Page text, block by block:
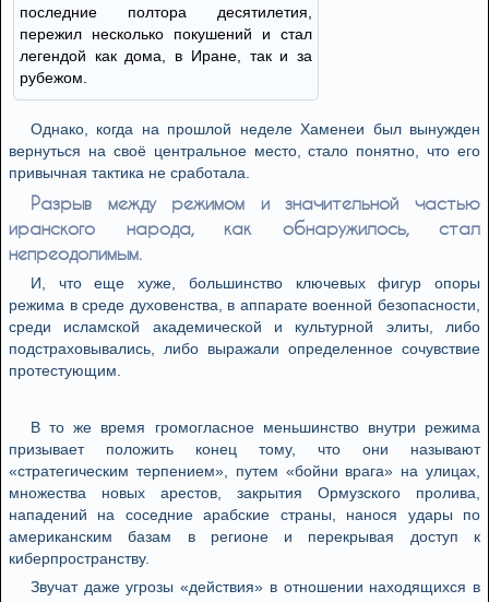
последние полтора десятилетия,
пережил несколько покушений и стал
легендой как дома, в Иране, так и за
рубежом.
Однако, когда на прошлой неделе Хаменеи был вынужден
вернуться на своё центральное место, стало понятно, что его
привычная тактика не сработала.
Разрыв между режимом и значительной частью
иранского народа, как обнаружилось, стал
непреодолимым.
И, что еще хуже, большинство ключевых фигур опоры
режима в среде духовенства, в аппарате военной безопасности,
среди исламской академической и культурной элиты, либо
подстраховывались, либо выражали определенное сочувствие
протестующим.
В то же время громогласное меньшинство внутри режима
призывает положить конец тому, что они называют
«стратегическим терпением», путем «бойни врага» на улицах,
множества новых арестов, закрытия Ормузского пролива,
нападений на соседние арабские страны, нанося удары по
американским базам в регионе и перекрывая доступ к
киберпространству.
Звучат даже угрозы «действия» в отношении находящихся в